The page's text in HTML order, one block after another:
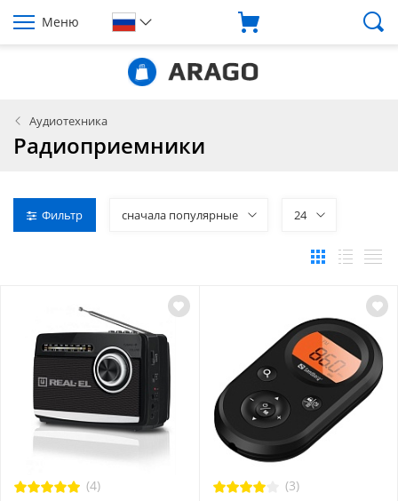
Меню
Аудиотехника
Радиоприемники
Фильтр сначала популярные 24
(4) (3)